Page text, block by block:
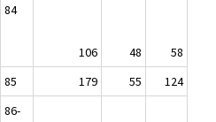
84
106 48
58
85 179 55
124
86-